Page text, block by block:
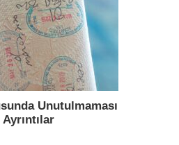
Unutulmaması